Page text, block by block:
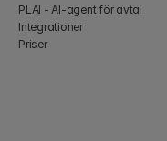
PLAI - AI-agent för avtal
Integrationer
Priser